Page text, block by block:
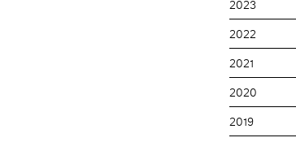
2023
2022
2021
2020
2019